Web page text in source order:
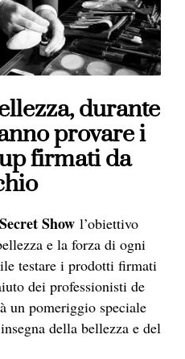
durante
provare i
firmati da
Show l’obiettivo
e la forza di ogni
testare i prodotti firmati
dei professionisti de
un pomeriggio speciale
della bellezza e del